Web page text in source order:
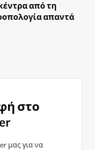
από τη
απαντά
στο
μας για να